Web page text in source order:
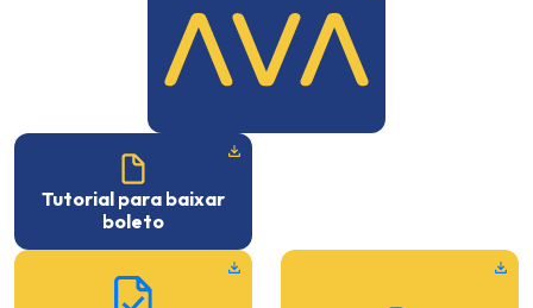
Tutorial para baixar
boleto